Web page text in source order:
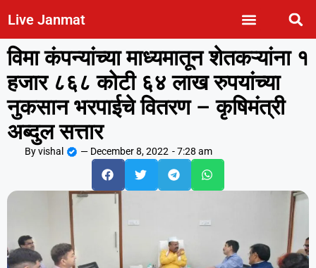
Live Janmat
विमा कंपन्यांच्या माध्यमातून शेतकऱ्यांना १
हजार ८६८ कोटी ६४ लाख रुपयांच्या
नुकसान भरपाईचे वितरण – कृषिमंत्री
अब्दुल सत्तार
Byvishal — December 8, 2022 -7:28 am